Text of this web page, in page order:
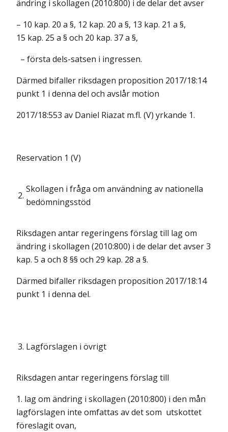
ändring i skollagen (2010:800) i de delar det avser
– 10 kap. 20 a §, 12 kap. 20 a §, 13 kap. 21 a §,
15 kap. 25 a § och 20 kap. 37 a §,
– första dels-satsen i ingressen.
Därmed bifaller riksdagen proposition 2017/18:14
punkt 1 i denna del och avslår motion
2017/18:553 av Daniel Riazat m.fl. (V) yrkande 1.
Reservation 1 (V)
2.
Skollagen i fråga om användning av nationella
bedömningsstöd
Riksdagen antar regeringens förslag till lag om
ändring i skollagen (2010:800) i de delar det avser 3
kap. 5 a och 8 §§ och 29 kap. 28 a §.
Därmed bifaller riksdagen proposition 2017/18:14
punkt 1 i denna del.
3. Lagförslagen i övrigt
Riksdagen antar regeringens förslag till
1. lag om ändring i skollagen (2010:800) i den mån
lagförslagen inte omfattas av det som utskottet
föreslagit ovan,